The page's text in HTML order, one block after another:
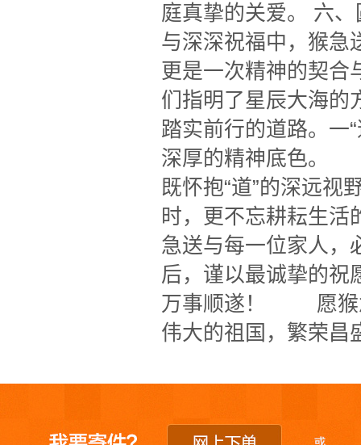
庭真挚的关爱。 六
与深深祝福中，猴急
更是一次精神的契合
们指明了星辰大海的
踏实前行的道路。一
深厚的精神底色。
既怀抱“道”的深远视
时，更不忘耕耘生活
急送与每一位家人
后，谨以最诚挚的
万事顺遂！ 愿猴
伟大的祖国，繁荣昌